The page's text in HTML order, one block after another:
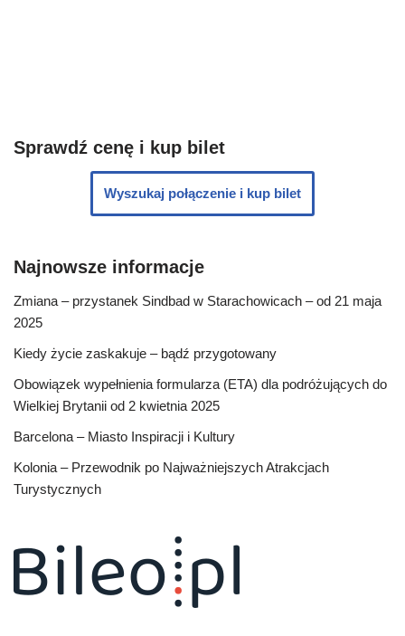
Sprawdź cenę i kup bilet
Wyszukaj połączenie i kup bilet
Najnowsze informacje
Zmiana – przystanek Sindbad w Starachowicach – od 21 maja
2025
Kiedy życie zaskakuje – bądź przygotowany
Obowiązek wypełnienia formularza (ETA) dla podróżujących do
Wielkiej Brytanii od 2 kwietnia 2025
Barcelona – Miasto Inspiracji i Kultury
Kolonia – Przewodnik po Najważniejszych Atrakcjach
Turystycznych